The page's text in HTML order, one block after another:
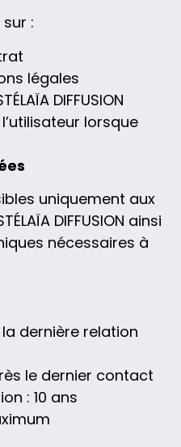
:
légales
DIFFUSION
lorsque
uniquement aux
DIFFUSION ainsi
nécessaires à
dernière relation
le dernier contact
: 10 ans